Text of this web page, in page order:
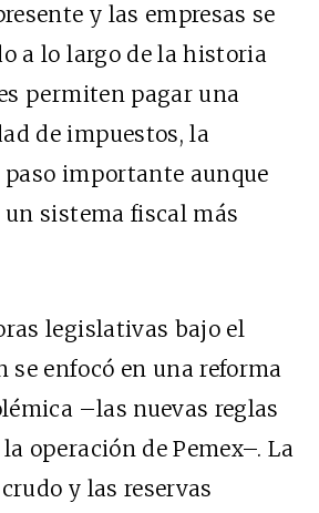
y las empresas se
a lo largo de la historia
permiten pagar una
de impuestos, la
importante aunque
sistema fiscal más
legislativas bajo el
se enfocó en una reforma
–las nuevas reglas
operación de Pemex–. La
y las reservas